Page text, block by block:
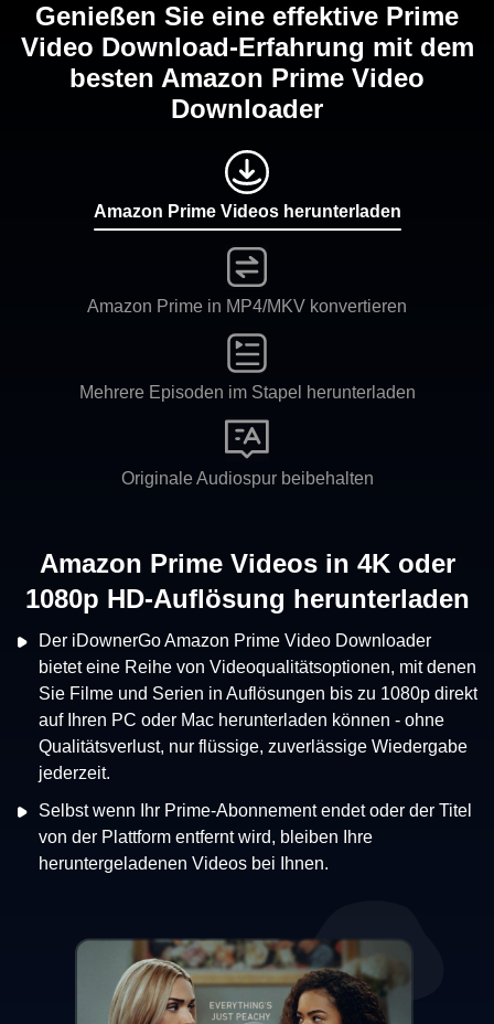
Genießen Sie eine effektive Prime
Video Download-Erfahrung mit dem
besten Amazon Prime Video
Downloader
Amazon Prime Videos herunterladen
Amazon Prime in MP4/MKV konvertieren
Mehrere Episoden im Stapel herunterladen
Originale Audiospur beibehalten
Videos in 4K oder
herunterladen
Prime Video Downloader
mit denen
bis zu 1080p direkt
können - ohne
zuverlässige Wiedergabe
endet oder der Titel
wird, bleiben Ihre
bei Ihnen.
Prime Videos
Der iDownerGo Prime
Amazon Video in MP4-
die nahezu mit allen
kompatibel sind, sodass
auf Ihrem Computer,
Darüber hinaus können
Prime Videos auf
SD-Karten übertragen